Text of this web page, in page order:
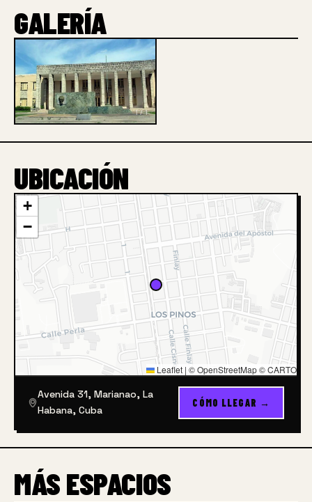
GALERÍA
1 / 1
UBICACIÓN
+
−
Leaflet | © OpenStreetMap © CARTO
Avenida 31, Marianao, La
Habana, Cuba
CÓMO LLEGAR →
MÁS ESPACIOS